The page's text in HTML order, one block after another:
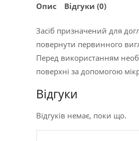
Опис Відгуки (0)
Засіб призначений для
повернути первинного
Перед використанням
поверхні за допомогою
Відгуки
Відгуків немає, поки що.